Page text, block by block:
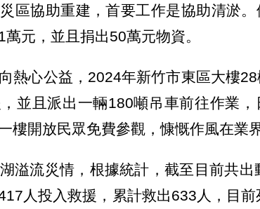
災區協助重建，首要工作是協助清淤
元，並且捐出50萬元物資。
熱心公益，2024年新竹市東區大樓28
並且派出一輛180噸吊車前往作業，
樓開放民眾免費參觀，慷慨作風在業
溢流災情，根據統計，截至目前共出
人投入救援，累計救出633人，目前